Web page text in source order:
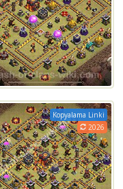
Kopyalama Linki
2026